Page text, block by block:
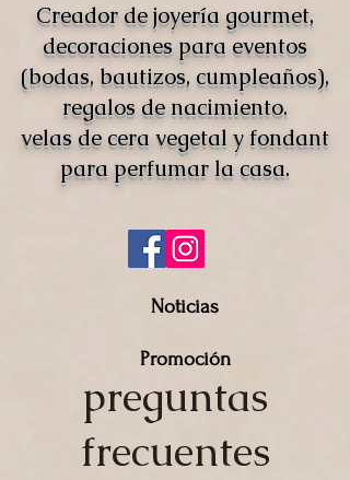
Creador de joyería gourmet,
decoraciones para eventos
(bodas, bautizos, cumpleaños),
regalos de nacimiento.
velas de cera vegetal y fondant
para perfumar la casa.
Noticias
Promoción
preguntas
frecuentes